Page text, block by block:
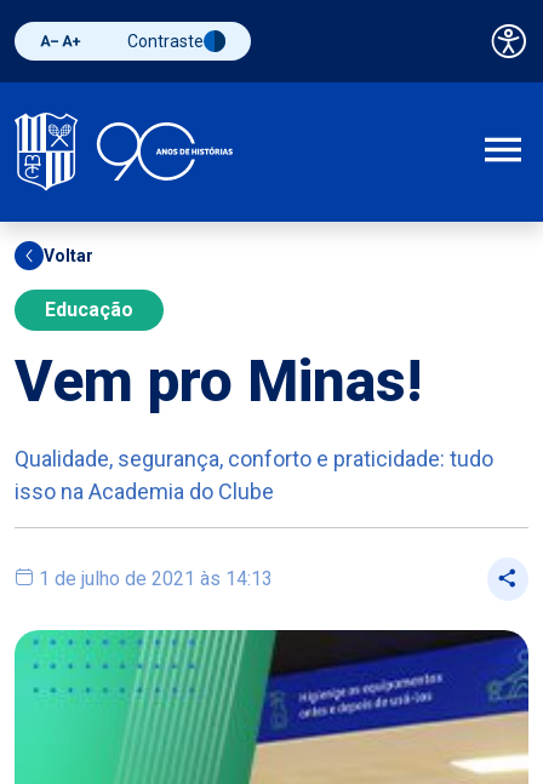
Diminuir fonte
Aumentar fonteAlternar contraste
Contraste
Voltar
Educação
Vem pro Minas!
Qualidade, segurança, conforto e praticidade: tudo
isso na Academia do Clube
1 de julho de 2021 às 14:13